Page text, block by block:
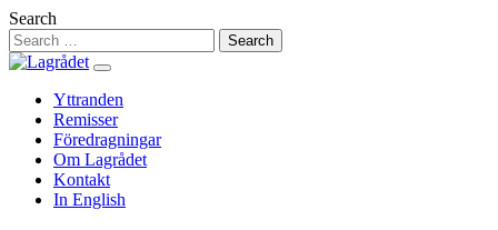
Hoppa
till
innehåll
Search
Yttranden
Remisser
Föredragningar
Om Lagrådet
Kontakt
In English